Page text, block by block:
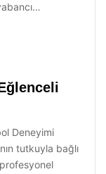
Deneyimi
tutkuyla bağlı